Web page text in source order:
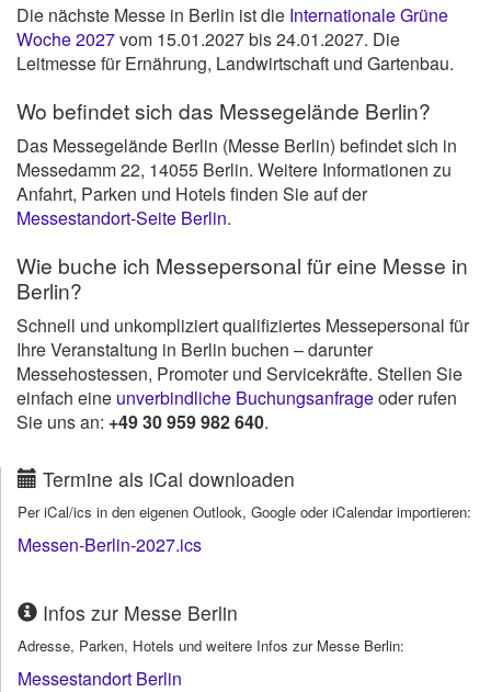
Die nächste Messe in Berlin ist die Internationale Grüne
Woche 2027vom 15.01.2027 bis 24.01.2027. Die
Leitmesse für Ernährung, Landwirtschaft und Gartenbau.
Wo befindet sich das Messegelände Berlin?
Das Messegelände Berlin (Messe Berlin) befindet sich in
Messedamm 22, 14055 Berlin. Weitere Informationen zu
Anfahrt, Parken und Hotels finden Sie auf der
Messestandort-Seite Berlin.
Wie buche ich Messepersonal für eine Messe in
Berlin?
Schnell und unkompliziert qualifiziertes Messepersonal für
Ihre Veranstaltung in Berlin buchen – darunter
Messehostessen, Promoter und Servicekräfte. Stellen Sie
einfach eine unverbindliche Buchungsanfrageoder rufen
Sie uns an: +49 30 959 982 640.
Termine als iCal downloaden
Per iCal/ics in den eigenen Outlook, Google oder iCalendar importieren:
Messen-Berlin-2027.ics
Infos zur Messe Berlin
Adresse, Parken, Hotels und weitere Infos zur Messe Berlin:
Messestandort Berlin